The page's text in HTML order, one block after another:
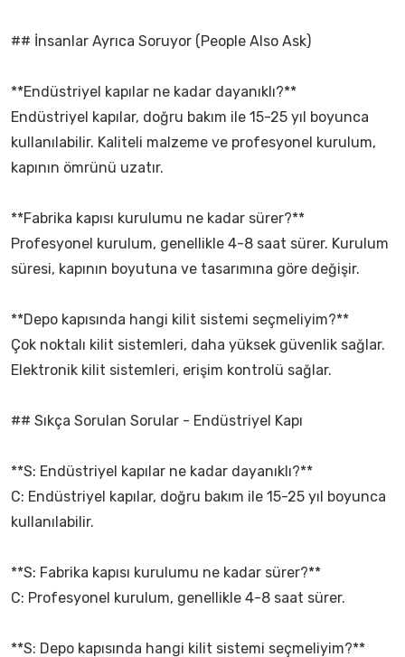
## İnsanlar Ayrıca Soruyor (People Also Ask)
**Endüstriyel kapılar ne kadar dayanıklı?**
Endüstriyel kapılar, doğru bakım ile 15-25 yıl boyunca
kullanılabilir. Kaliteli malzeme ve profesyonel kurulum,
kapının ömrünü uzatır.
**Fabrika kapısı kurulumu ne kadar sürer?**
Profesyonel kurulum, genellikle 4-8 saat sürer. Kurulum
süresi, kapının boyutuna ve tasarımına göre değişir.
**Depo kapısında hangi kilit sistemi seçmeliyim?**
Çok noktalı kilit sistemleri, daha yüksek güvenlik sağlar.
Elektronik kilit sistemleri, erişim kontrolü sağlar.
## Sıkça Sorulan Sorular - Endüstriyel Kapı
**S: Endüstriyel kapılar ne kadar dayanıklı?**
C: Endüstriyel kapılar, doğru bakım ile 15-25 yıl boyunca
kullanılabilir.
**S: Fabrika kapısı kurulumu ne kadar sürer?**
C: Profesyonel kurulum, genellikle 4-8 saat sürer.
**S: Depo kapısında hangi kilit sistemi seçmeliyim?**